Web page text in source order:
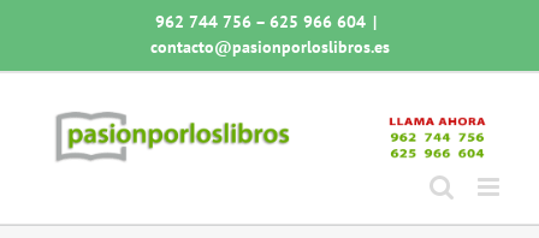
contenido
962 744 756 – 625 966 604 |
contacto@pasionporloslibros.es